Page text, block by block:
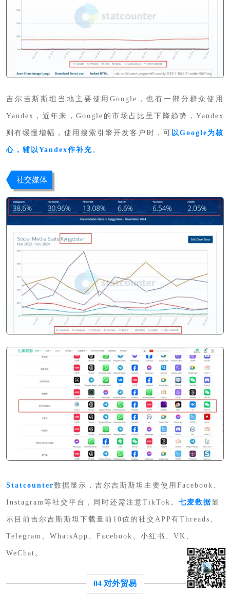
吉尔吉斯斯坦当地主要使用Google，也有一部分群众使用
Yandex，近年来，Google的市场占比呈下降趋势，Yandex
则有缓慢增幅，使用搜索引擎开发客户时，可 以Google为核
心，辅以Yandex作补充。
社交媒体
Statcounter数据显示，吉尔吉斯斯坦主要使用Facebook、
Instagram等社交平台，同时还需注意TikTok。 七麦数据显
示目前吉尔吉斯斯坦下载量前10位的社交APP有Threads、
Telegram、WhatsApp、Facebook、小红书、VK、
WeChat。
04 对外贸易